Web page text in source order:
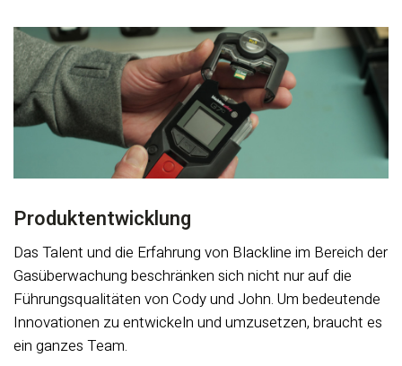
Produktentwicklung
Das Talent und die Erfahrung von Blackline im Bereich der
Gasüberwachung beschränken sich nicht nur auf die
Führungsqualitäten von Cody und John. Um bedeutende
Innovationen zu entwickeln und umzusetzen, braucht es
ein ganzes Team.